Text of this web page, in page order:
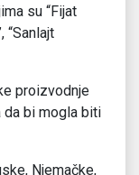
su “Fijat
“Sanlajt
proizvodnje
da bi mogla biti
Njemačke,